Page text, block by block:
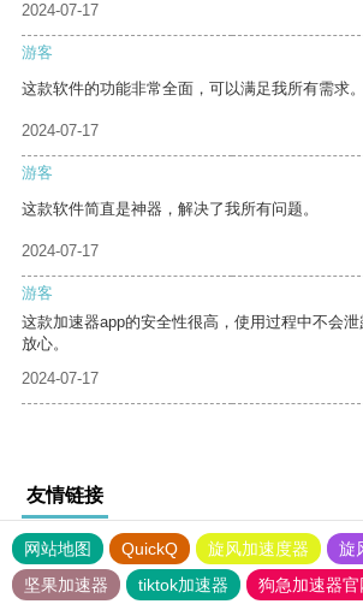
2024-07-17
游客
这款软件的功能非常全面，可以满足我所有需求。
2024-07-17
游客
这款软件简直是神器，解决了我所有问题。
2024-07-17
游客
这款加速器app的安全性很高，使用过程中不会
放心。
2024-07-17
友情链接
网站地图 QuickQ 旋风加速度器 旋
坚果加速器
tiktok加速器 狗急加速器官